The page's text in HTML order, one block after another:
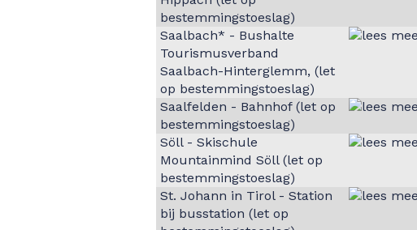
bestemmingstoeslag)
Saalbach* - Bushalte
Tourismusverband
Saalbach-Hinterglemm, (let
op bestemmingstoeslag)
Saalfelden - Bahnhof (let op
bestemmingstoeslag)
Söll - Skischule
Mountainmind Söll (let op
bestemmingstoeslag)
St. Johann in Tirol - Station
bij busstation (let op